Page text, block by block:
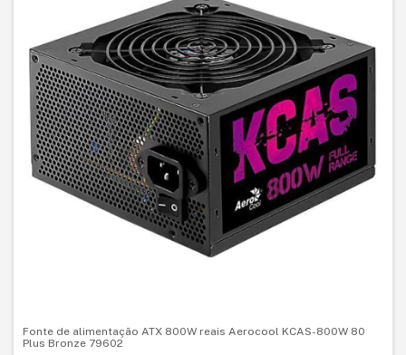
Fonte de alimentação ATX 800W reais Aerocool KCAS-800W 80
Plus Bronze 79602